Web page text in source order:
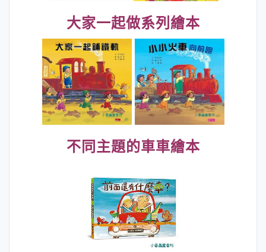
大家一起做系列繪本
不同主題的車車繪本